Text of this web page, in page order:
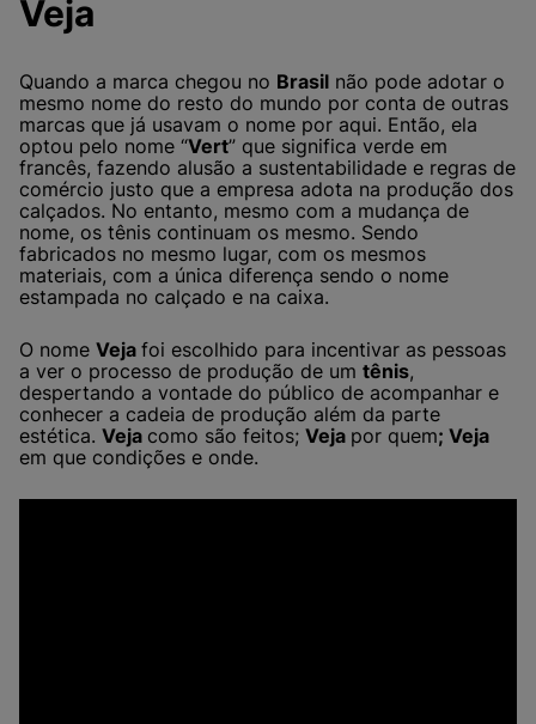
Veja
Quando a marca chegou no Brasil não pode adotar o
mesmo nome do resto do mundo por conta de outras
marcas que já usavam o nome por aqui. Então, ela
optou pelo nome “Vert” que significa verde em
francês, fazendo alusão a sustentabilidade e regras de
comércio justo que a empresa adota na produção dos
calçados. No entanto, mesmo com a mudança de
nome, os tênis continuam os mesmo. Sendo
fabricados no mesmo lugar, com os mesmos
materiais, com a única diferença sendo o nome
estampada no calçado e na caixa.
O nome Veja foi escolhido para incentivar as pessoas
a ver o processo de produção de um tênis,
despertando a vontade do público de acompanhar e
conhecer a cadeia de produção além da parte
estética. Veja como são feitos; Veja por quem; Veja
em que condições e onde.